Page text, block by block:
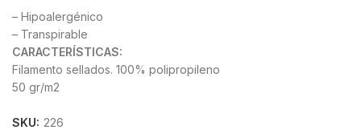
– Hipoalergénico
– Transpirable
CARACTERÍSTICAS:
Filamento sellados. 100% polipropileno
50 gr/m2
SKU: 226